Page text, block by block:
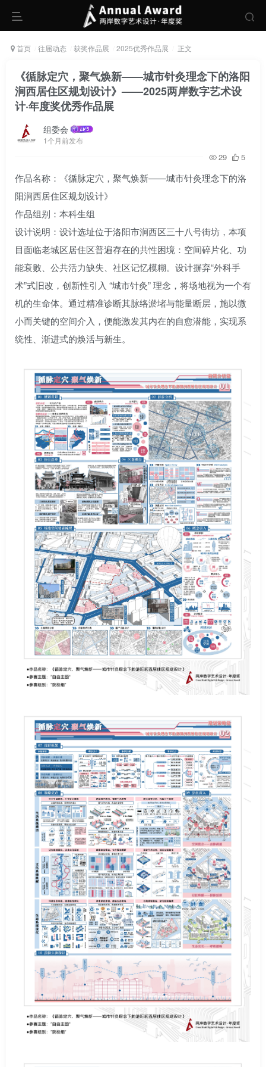
首页 往届动态 获奖作品展 2025优秀作品展 正文
《循脉定穴，聚气焕新——城市针灸理念下的洛阳
涧西居住区规划设计》——2025两岸数字艺术设
计·年度奖优秀作品展
组委会
1个月前发布
29 5
作品名称：《循脉定穴，聚气焕新——城市针灸理念下的洛
阳涧西居住区规划设计》
作品组别：本科生组
设计说明：设计选址位于洛阳市涧西区三十八号街坊，本项
目面临老城区居住区普遍存在的共性困境：空间碎片化、功
能衰败、公共活力缺失、社区记忆模糊。设计摒弃“外科手
术”式旧改，创新性引入 “城市针灸” 理念，将场地视为一个有
机的生命体。通过精准诊断其脉络淤堵与能量断层，施以微
小而关键的空间介入，便能激发其内在的自愈潜能，实现系
统性、渐进式的焕活与新生。